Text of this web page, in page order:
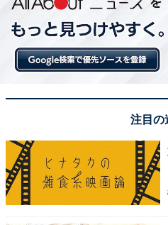
注目の